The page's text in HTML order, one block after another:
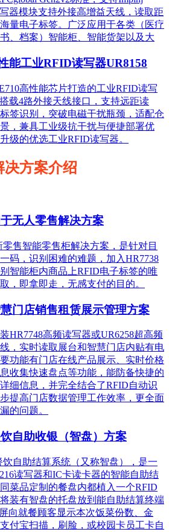
器模块支持外接高增益天线，读取距
量电子标签。广泛应用于各类（医疗
、档案）智能柜、智能货架以及大
能工业RFID读写器UR8158
高性能芯片打造的工业RFID读写
载4路外接天线接口，支持远距读
签识别，突破电磁干扰瓶颈，适配仓
，兼具工业级抗干扰与便捷部署优
级的优选工业RFID读写器。
决方案介绍
无人零售解决方案
售智能零售柜解决方案，是针对目
码，识别困难的难题，加入HR7738
智能柜内商品上RFID电子标签的唯
，即拿即走，无感支付的目的。
门店销售租赁展示管理方案
HR7748高频读写器或UR6258超高频
，实时读取展台和智慧门店内贴有电
功能有门店在线产品展示、实时价格
收集快速盘点等功能，能防备快捷的
细信息，并完全结合了RFID自动识
提高门店数据管理工作效率，更全面
的问题。
自助收银（智盘）方案
自助结算系统（又称智盘），是一
读写器和IC卡读卡器的智能自助结
菜品定制的餐盘内都植入一个RFID
装有智盘的托盘放到能自助结算终端
向就餐顾客显示本次饭菜份数、金
付宝扫描，刷脸，或校园卡员工卡自